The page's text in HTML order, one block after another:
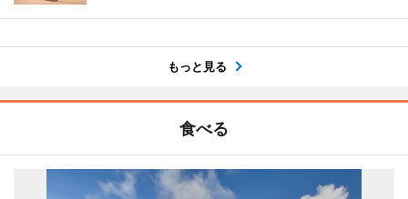
もっと見る
食べる